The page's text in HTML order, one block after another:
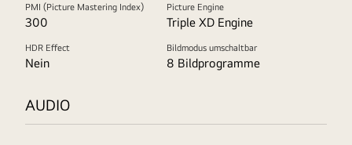
PMI (Picture Mastering Index)
300
Picture Engine
Triple XD Engine
HDR Effect
Nein
Bildmodus umschaltbar
8 Bildprogramme
AUDIO